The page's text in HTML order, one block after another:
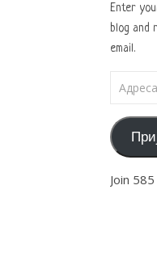
Enter
blog and
email.
Join